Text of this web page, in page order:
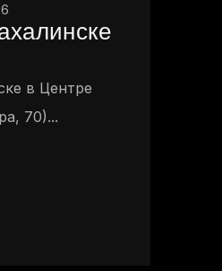
в Центре
70)...